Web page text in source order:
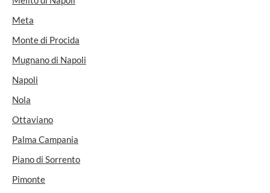
Meta
Monte di Procida
Mugnano di Napoli
Napoli
Nola
Ottaviano
Palma Campania
Piano di Sorrento
Pimonte